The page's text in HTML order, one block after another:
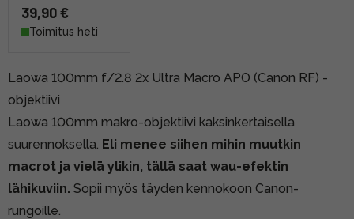
39,90 €
Toimitus heti
Laowa 100mm f/2.8 2x Ultra Macro APO (Canon RF) -
objektiivi
Laowa 100mm makro-objektiivi kaksinkertaisella
suurennoksella. Eli menee siihen mihin muutkin
macrot ja vielä ylikin, tällä saat wau-efektin
lähikuviin. Sopii myös täyden kennokoon Canon-
rungoille.